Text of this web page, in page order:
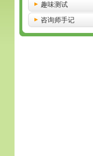
趣味测试
咨询师手记